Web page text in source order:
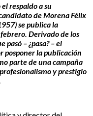
respaldo a su
de Morena Félix
se publica la
Derivado de los
pasó – ¿pasa? – el
posponer la publicación
parte de una campaña
y prestigio